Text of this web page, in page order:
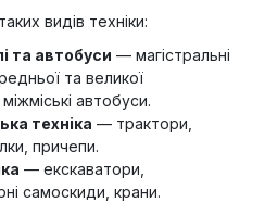
видів техніки:
та автобуси — магістральні
та великої
автобуси.
техніка — трактори,
причепи.
— екскаватори,
самоскиди, крани.